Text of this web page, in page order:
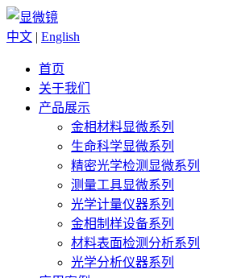
中文 | English
首页
关于我们
产品展示
金相材料显微系列
生命科学显微系列
精密光学检测显微系列
测量工具显微系列
光学计量仪器系列
金相制样设备系列
材料表面检测分析系列
光学分析仪器系列